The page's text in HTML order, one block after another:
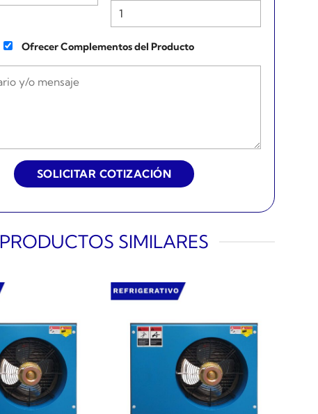
Ofrecer Complementos del Producto
PRODUCTOS SIMILARES